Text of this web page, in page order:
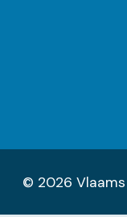
© 2026